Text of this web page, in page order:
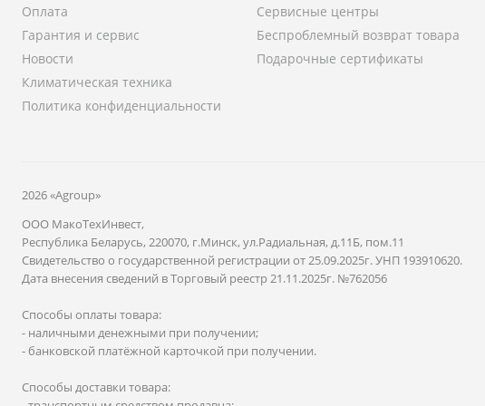
Оплата
Гарантия и сервис
Новости
Климатическая техника
Политика конфиденциальности
Сервисные центры
Беспроблемный возврат товара
Подарочные сертификаты
2026 «Agroup»
ООО МакоТехИнвест,
Республика Беларусь, 220070, г.Минск, ул.Радиальная, д.11Б, пом.11
Свидетельство о государственной регистрации от 25.09.2025г. УНП 193910620.
Дата внесения сведений в Торговый реестр 21.11.2025г. №762056
Способы оплаты товара:
- наличными денежными при получении;
- банковской платёжной карточкой при получении.
Способы доставки товара: